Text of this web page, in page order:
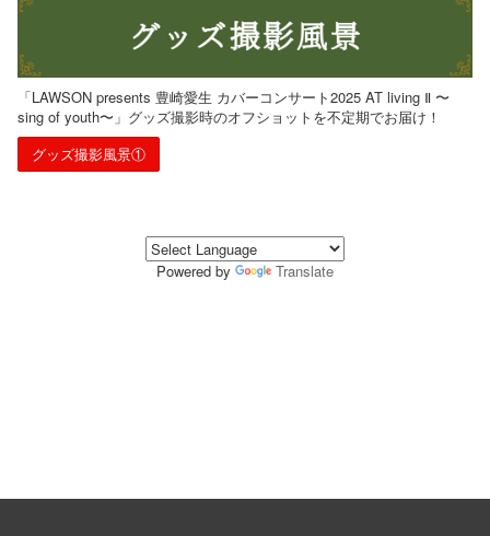
「LAWSON presents 豊崎愛⽣ カバーコンサート2025 AT living Ⅱ 〜
sing of youth〜」グッズ撮影時のオフショットを不定期でお届け！
グッズ撮影風景①
Powered by Translate